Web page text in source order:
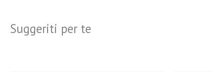
Suggeriti per te